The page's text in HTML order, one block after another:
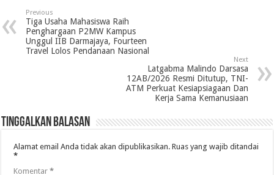
Previous
Tiga Usaha Mahasiswa Raih
Penghargaan P2MW Kampus
Unggul IIB Darmajaya, Fourteen
Travel Lolos Pendanaan Nasional
Next
Latgabma Malindo Darsasa
12AB/2026 Resmi Ditutup, TNI-
ATM Perkuat Kesiapsiagaan Dan
Kerja Sama Kemanusiaan
Tinggalkan Balasan
Alamat email Anda tidak akan dipublikasikan. Ruas yang wajib ditandai
*
Komentar*